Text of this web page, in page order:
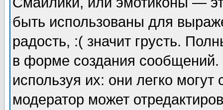
быть использованы для
радость, :( значит грусть.
в форме создания сообщений.
используя их: они легко
модератор может